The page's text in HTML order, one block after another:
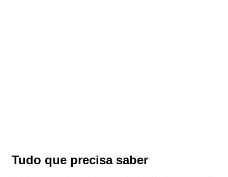
Tudo que precisa saber